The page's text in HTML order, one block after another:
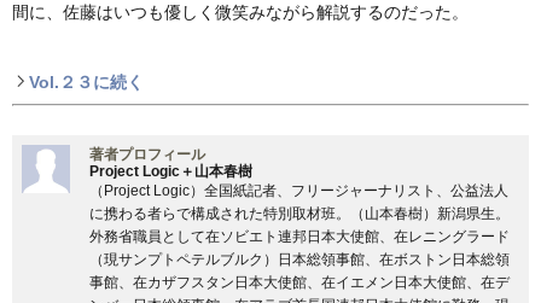
間に、佐藤はいつも優しく微笑みながら解説するのだった。
Vol.２３に続く
著者プロフィール
Project Logic＋山本春樹
（Project Logic）全国紙記者、フリージャーナリスト、公益法人
に携わる者らで構成された特別取材班。（山本春樹）新潟県生。
外務省職員として在ソビエト連邦日本大使館、在レニングラード
（現サンプトペテルブルク）日本総領事館、在ボストン日本総領
事館、在カザフスタン日本大使館、在イエメン日本大使館、在デ